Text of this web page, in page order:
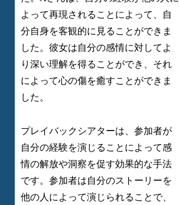
よって再現されることによって、自
分自身を客観的に見ることができま
した。彼女は自分の感情に対してよ
り深い理解を得ることができ、それ
によって心の傷を癒すことができま
した。
プレイバックシアターは、参加者が
自分の経験を演じることによって感
情の解放や洞察を促す効果的な手法
です。参加者は自分のストーリーを
他の人によって演じられることで、